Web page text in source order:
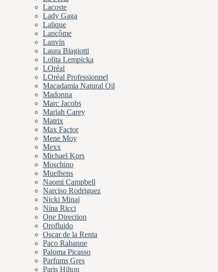
Lacoste
Lady Gaga
Lalique
Lancôme
Lanvin
Laura Biagiotti
Lolita Lempicka
LOréal
LOréal Professionnel
Macadamia Natural Oil
Madonna
Marc Jacobs
Mariah Carey
Matrix
Max Factor
Mene Moy
Mexx
Michael Kors
Moschino
Muelhens
Naomi Campbell
Narciso Rodriguez
Nicki Minaj
Nina Ricci
One Direction
Orofluido
Oscar de la Renta
Paco Rabanne
Paloma Picasso
Parfums Gres
Paris Hilton